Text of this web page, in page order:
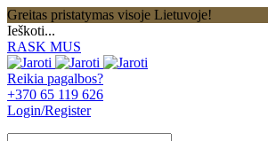
Greitas pristatymas visoje Lietuvoje!
Ieškoti...
RASK MUS
Reikia pagalbos?
+370 65 119 626
Login/Register